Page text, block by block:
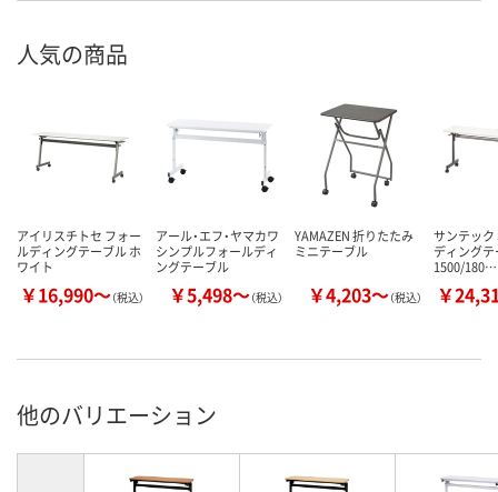
人気の商品
アイリスチトセ フォー
ルディングテーブル ホ
ワイト
￥16,990～（税込）
アール・エフ・ヤマカワ
シンプルフォールディ
ングテーブル
￥5,498～（税込）
YAMAZEN 折りたたみ
ミニテーブル
￥4,203～（税込）
サンテック
ディング
1500/180…
￥
他のバリエーション